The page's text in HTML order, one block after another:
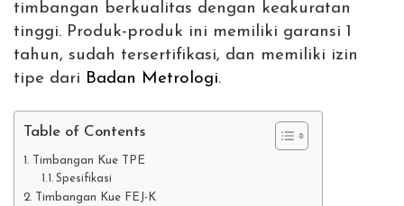
timbangan berkualitas dengan keakuratan
tinggi. Produk-produk ini memiliki garansi 1
tahun, sudah tersertifikasi, dan memiliki izin
tipe dari Badan Metrologi.
Table of Contents
Timbangan Kue TPE
Spesifikasi
Timbangan Kue FEJ-K